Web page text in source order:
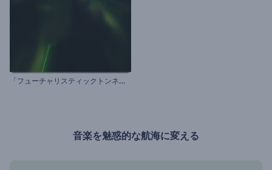
「
フューチャリスティックトンネル」ビジュアライザー
音楽を魅惑的な航海に変える